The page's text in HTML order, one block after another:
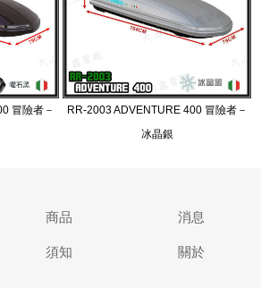
冒險者－
RR-2003 ADVENTURE 400 冒險者－
冰晶銀
商品 消息
須知 關於